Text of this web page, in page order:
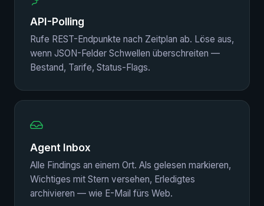
API-Polling
Rufe REST-Endpunkte nach Zeitplan ab. Löse aus,
wenn JSON-Felder Schwellen überschreiten —
Bestand, Tarife, Status-Flags.
Agent Inbox
Alle Findings an einem Ort. Als gelesen markieren,
Wichtiges mit Stern versehen, Erledigtes
archivieren — wie E-Mail fürs Web.